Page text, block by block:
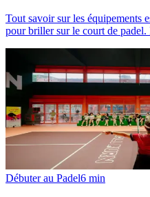
Tout savoir sur les équipements
pour briller sur le court de padel.
Débuter au Padel6 min